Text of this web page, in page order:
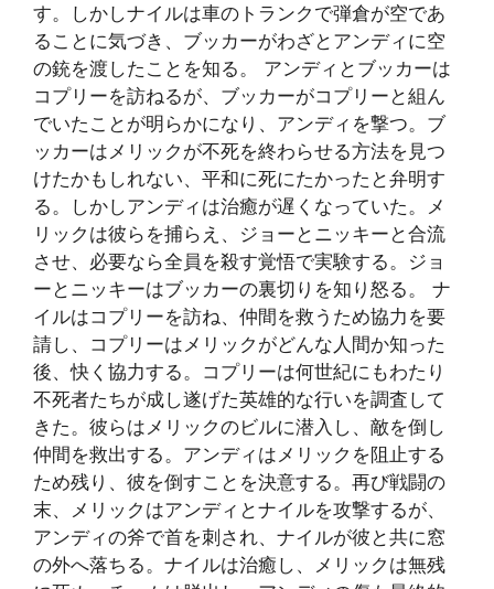
す。しかしナイルは車のトランクで弾倉が空であ
ることに気づき、ブッカーがわざとアンディに空
の銃を渡したことを知る。 アンディとブッカーは
コプリーを訪ねるが、ブッカーがコプリーと組ん
でいたことが明らかになり、アンディを撃つ。ブ
ッカーはメリックが不死を終わらせる方法を見つ
けたかもしれない、平和に死にたかったと弁明す
る。しかしアンディは治癒が遅くなっていた。メ
リックは彼らを捕らえ、ジョーとニッキーと合流
させ、必要なら全員を殺す覚悟で実験する。ジョ
ーとニッキーはブッカーの裏切りを知り怒る。 ナ
イルはコプリーを訪ね、仲間を救うため協力を要
請し、コプリーはメリックがどんな人間か知った
後、快く協力する。コプリーは何世紀にもわたり
不死者たちが成し遂げた英雄的な行いを調査して
きた。彼らはメリックのビルに潜入し、敵を倒し
仲間を救出する。アンディはメリックを阻止する
ため残り、彼を倒すことを決意する。再び戦闘の
末、メリックはアンディとナイルを攻撃するが、
アンディの斧で首を刺され、ナイルが彼と共に窓
の外へ落ちる。ナイルは治癒し、メリックは無残